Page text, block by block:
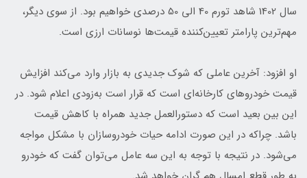
سال 1402 شاهد تورم 40 الی 50 درصدی خواهیم بود. از سوی دیگر،
مهم‌ترین پارامتر تعیین‌کننده قیمت‌ها نوسانات ارزی است.
او افزود: آخرین عاملی که شوک جدیدی به بازار وارد می‌کند افزایش
قیمت خودروهای کارخانه‌ای است که قرار است به‌زودی اعلام شود. در
این بین بعید است که دستورالعمل جدید همراه با کاهش قیمت
باشد. چراکه در این صورت ادامه حیات خودروسازان با مشکل مواجه
می‌شود. در نتیجه با توجه به این سه عامل می‌توان گفت که خودرو